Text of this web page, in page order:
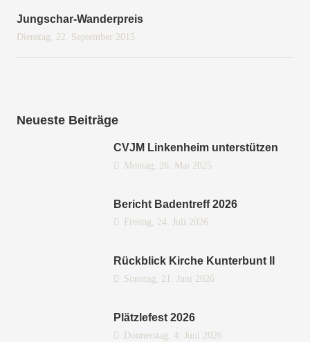
Jungschar-Wanderpreis
Dienstag, 22. September 2015
Neueste Beiträge
CVJM Linkenheim unterstützen
Montag, 26. Mai 2025
Bericht Badentreff 2026
Freitag, 24. Juli 2026
Rückblick Kirche Kunterbunt II
Sonntag, 21. Juni 2026
Plätzlefest 2026
Donnerstag, 4. Juni 2026